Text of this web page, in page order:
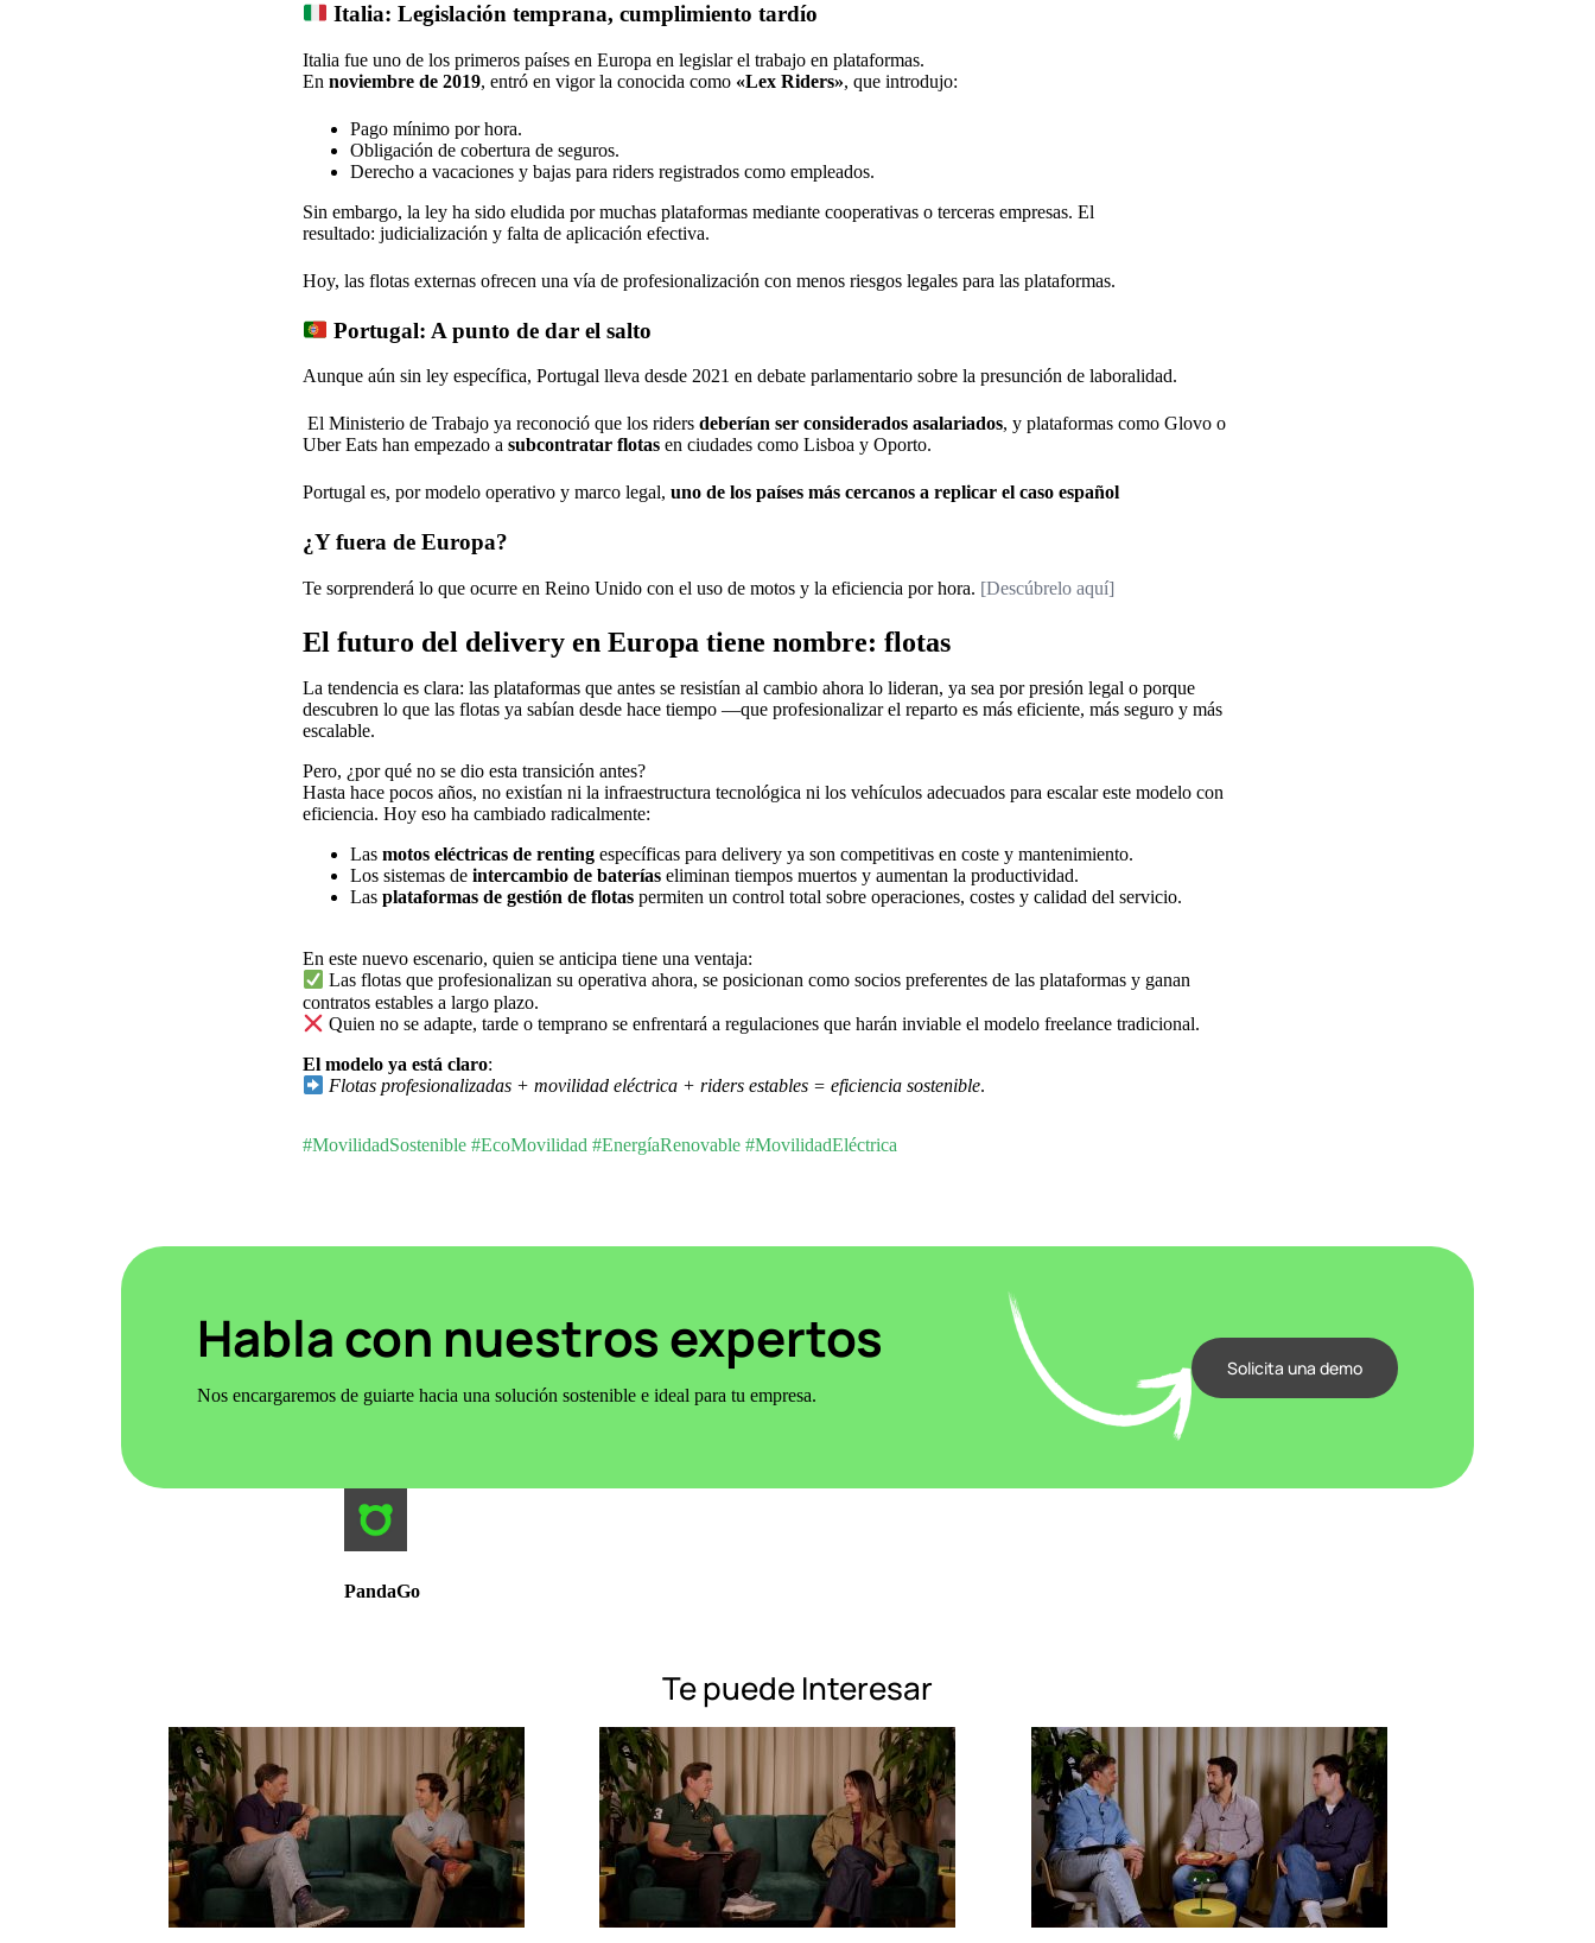
Italia: Legislación temprana, cumplimiento tardío
Italia fue uno de los primeros países en Europa en legislar el trabajo en plataformas.
En noviembre de 2019, entró en vigor la conocida como «Lex Riders», que introdujo:
Pago mínimo por hora.
Obligación de cobertura de seguros.
Derecho a vacaciones y bajas para riders registrados como empleados.
Sin embargo, la ley ha sido eludida por muchas plataformas mediante cooperativas o terceras empresas. El
resultado: judicialización y falta de aplicación efectiva.
Hoy, las flotas externas ofrecen una vía de profesionalización con menos riesgos legales para las plataformas.
Portugal: A punto de dar el salto
Aunque aún sin ley específica, Portugal lleva desde 2021 en debate parlamentario sobre la presunción de laboralidad.
El Ministerio de Trabajo ya reconoció que los riders deberían ser considerados asalariados, y plataformas como Glovo o
Uber Eats han empezado a subcontratar flotas en ciudades como Lisboa y Oporto.
Portugal es, por modelo operativo y marco legal, uno de los países más cercanos a replicar el caso español
¿Y fuera de Europa?
Te sorprenderá lo que ocurre en Reino Unido con el uso de motos y la eficiencia por hora. [Descúbrelo aquí]
El futuro del delivery en Europa tiene nombre: flotas
La tendencia es clara: las plataformas que antes se resistían al cambio ahora lo lideran, ya sea por presión legal o porque
descubren lo que las flotas ya sabían desde hace tiempo —que profesionalizar el reparto es más eficiente, más seguro y más
escalable.
Pero, ¿por qué no se dio esta transición antes?
Hasta hace pocos años, no existían ni la infraestructura tecnológica ni los vehículos adecuados para escalar este modelo con
eficiencia. Hoy eso ha cambiado radicalmente:
Las motos eléctricas de renting específicas para delivery ya son competitivas en coste y mantenimiento.
Los sistemas de intercambio de baterías eliminan tiempos muertos y aumentan la productividad.
Las plataformas de gestión de flotas permiten un control total sobre operaciones, costes y calidad del servicio.
En este nuevo escenario, quien se anticipa tiene una ventaja:
Las flotas que profesionalizan su operativa ahora, se posicionan como socios preferentes de las plataformas y ganan
contratos estables a largo plazo.
Quien no se adapte, tarde o temprano se enfrentará a regulaciones que harán inviable el modelo freelance tradicional.
El modelo ya está claro:
Flotas profesionalizadas + movilidad eléctrica + riders estables = eficiencia sostenible.
#MovilidadSostenible #EcoMovilidad #EnergíaRenovable #MovilidadEléctrica
Habla con nuestros expertos
Nos encargaremos de guiarte hacia una solución sostenible e ideal para tu empresa.
Solicita una demo
PandaGo
Te puede Interesar